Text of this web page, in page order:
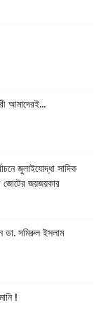
আমাদেরই...
জুলাইযোদ্ধা সাদিক
জোটের জয়জয়কার
ডা. সমিরুল ইসলাম
!